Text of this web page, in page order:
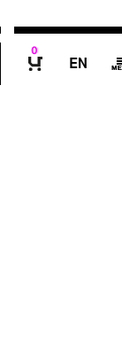
0
E